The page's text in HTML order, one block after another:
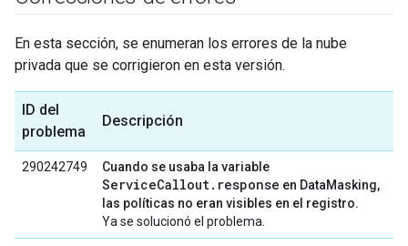
En esta sección, se enumeran los errores de la nube
privada que se corrigieron en esta versión.
ID del
problema
Descripción
290242749 Cuando se usaba la variable
ServiceCallout.response en DataMasking,
las políticas no eran visibles en el registro.
Ya se solucionó el problema.